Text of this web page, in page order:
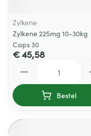
Zylkene
Zylkene 225mg 10-30kg
Caps 30
€ 45,58
Bestel